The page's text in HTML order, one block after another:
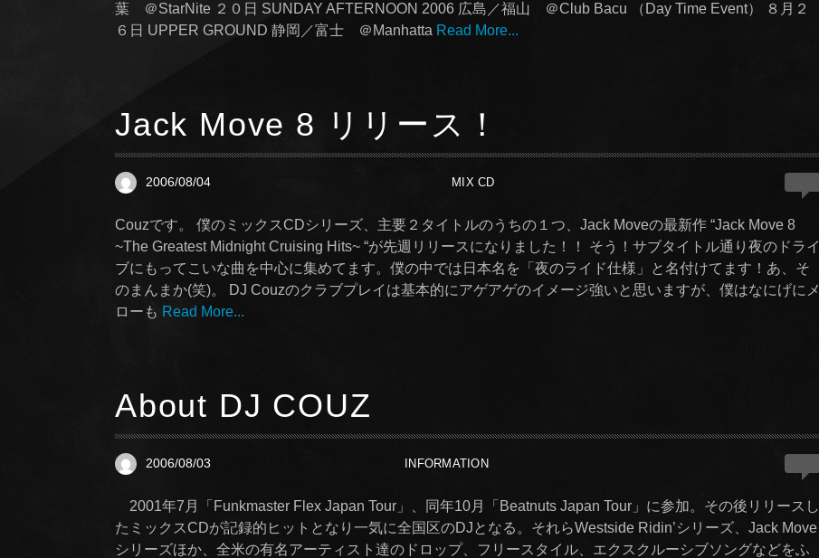
葉 ＠StarNite ２０日 SUNDAY AFTERNOON 2006 広島／福山 ＠Club Bacu （Day Time Event） ８月２
６日 UPPER GROUND 静岡／富士 ＠Manhatta Read More...
Jack Move 8 リリース！
2006/08/04 MIX CD
Couzです。 僕のミックスCDシリーズ、主要２タイトルのうちの１つ、Jack Moveの最新作 “Jack Move 8
~The Greatest Midnight Cruising Hits~ “が先週リリースになりました！！ そう！サブタイトル通り夜のドライ
ブにもってこいな曲を中心に集めてます。僕の中では日本名を「夜のライド仕様」と名付けてます！あ、そ
のまんまか(笑)。 DJ Couzのクラブプレイは基本的にアゲアゲのイメージ強いと思いますが、僕はなにげにメ
ローも Read More...
About DJ COUZ
2006/08/03 INFORMATION
2001年7月「Funkmaster Flex Japan Tour」、同年10月「Beatnuts Japan Tour」に参加。その後リリースし
たミックスCDが記録的ヒットとなり一気に全国区のDJとなる。それらWestside Ridin’シリーズ、Jack Move
シリーズほか、全米の有名アーティスト達のドロップ、フリースタイル、エクスクルーシブソングなどをふ